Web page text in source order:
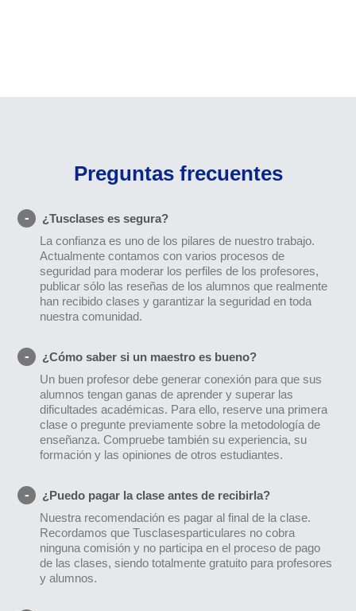
Preguntas frecuentes
¿Tusclases es segura?
La confianza es uno de los pilares de nuestro trabajo.
Actualmente contamos con varios procesos de
seguridad para moderar los perfiles de los profesores,
publicar sólo las reseñas de los alumnos que realmente
han recibido clases y garantizar la seguridad en toda
nuestra comunidad.
¿Cómo saber si un maestro es bueno?
Un buen profesor debe generar conexión para que sus
alumnos tengan ganas de aprender y superar las
dificultades académicas. Para ello, reserve una primera
clase o pregunte previamente sobre la metodología de
enseñanza. Compruebe también su experiencia, su
formación y las opiniones de otros estudiantes.
¿Puedo pagar la clase antes de recibirla?
Nuestra recomendación es pagar al final de la clase.
Recordamos que Tusclasesparticulares no cobra
ninguna comisión y no participa en el proceso de pago
de las clases, siendo totalmente gratuito para profesores
y alumnos.